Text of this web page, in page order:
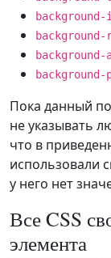
background-
background-
background-
Пока данный
не указывать
что в
использовали
у него нет
Все CSS
элемента